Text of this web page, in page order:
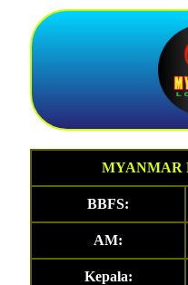
MYANMAR
BBFS:
AM:
Kepala: